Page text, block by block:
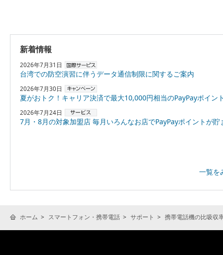
新着情報
2026年7月31日
台湾での防空演習に伴うデータ通信制限に関するご案内
2026年7月30日
夏がおトク！キャリア決済で最大10,000円相当のPayPayポイントプレゼント
2026年7月24日
7月・8月の対象加盟店 毎月いろんなお店でPayPayポイントが貯まる！「スーパーPayPayクーポ
一覧を
ホーム スマートフォン・携帯電話 サポート 携帯電話機の比吸収